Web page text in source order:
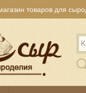
товаров для